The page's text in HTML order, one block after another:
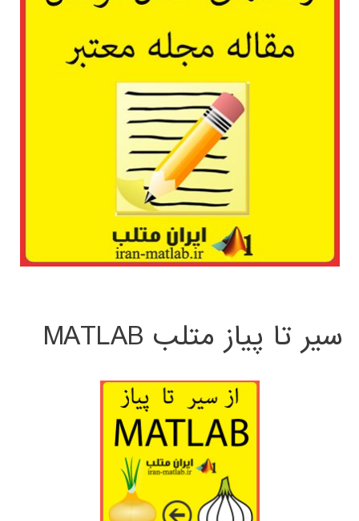
سیر تا پیاز متلب MATLAB